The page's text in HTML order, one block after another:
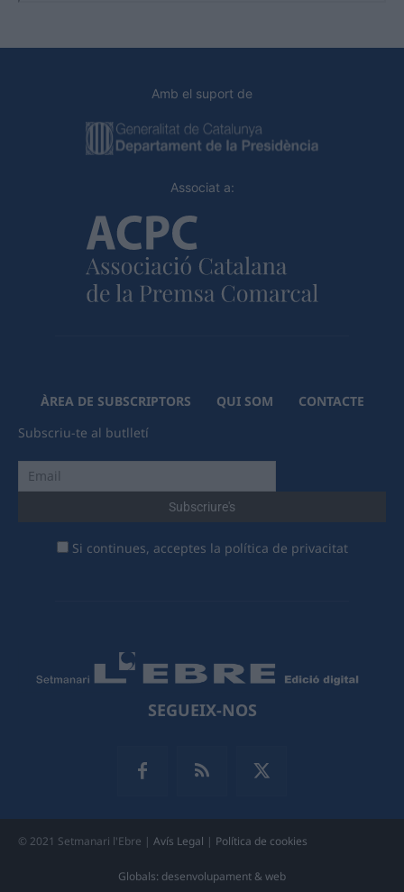
Amb el suport de
Associat a:
ÀREA DE SUBSCRIPTORS QUI SOM
CONTACTE
Subscriu-te al butlletí
Si continues, acceptes la política de privacitat
SEGUEIX-NOS
© 2021 Setmanari l'Ebre | Avís Legal | Política de cookies
Globals: desenvolupament & web